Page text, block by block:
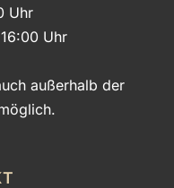
Uhr
Uhr
außerhalb der